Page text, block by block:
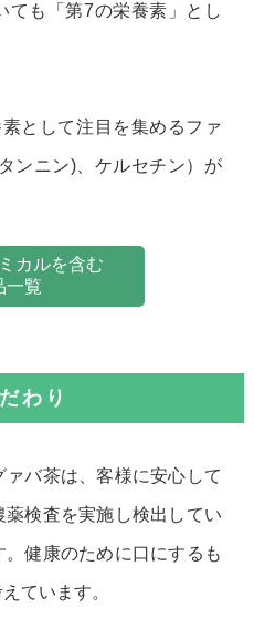
ても「第7の栄養素」とし
として注目を集めるファ
ンニン)、ケルセチン）が
カルを含む
一覧
わり
バ茶は、客様に安心して
検査を実施し検出してい
健康のために口にするも
ています。